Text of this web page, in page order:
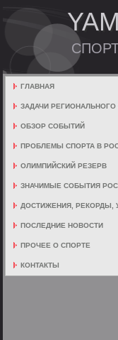
ГЛАВНАЯ
ЗАДАЧИ РЕГИОНАЛЬНОГО
ОБЗОР СОБЫТИЙ
ПРОБЛЕМЫ СПОРТА В
ОЛИМПИЙСКИЙ РЕЗЕРВ
ЗНАЧИМЫЕ СОБЫТИЯ
ДОСТИЖЕНИЯ, РЕКОРДЫ,
ПОСЛЕДНИЕ НОВОСТИ
ПРОЧЕЕ О СПОРТЕ
КОНТАКТЫ